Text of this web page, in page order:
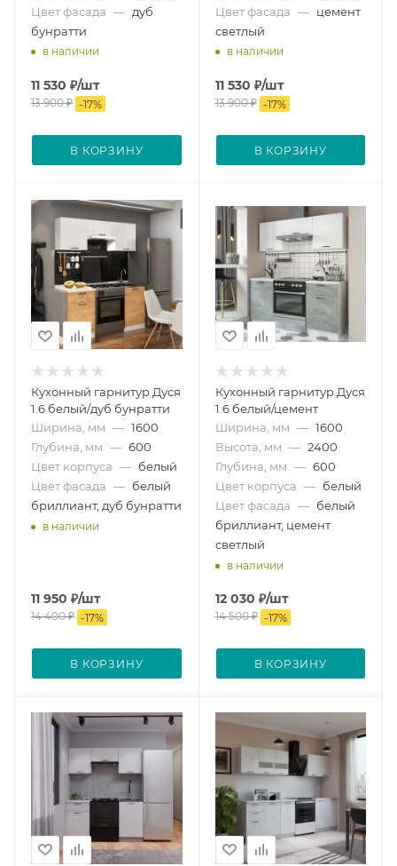
Цвет фасада — дуб
бунратти
в наличии
11 530 ₽/шт
13 900₽ -17%
В КОРЗИНУ
Цвет фасада — цемент
светлый
в наличии
11 530 ₽/шт
13 900₽ -17%
В КОРЗИНУ
Кухонный гарнитур Дуся
1.6 белый/дуб бунратти
Ширина, мм — 1600
Глубина, мм — 600
Цвет корпуса — белый
Цвет фасада — белый
бриллиант, дуб бунратти
в наличии
11 950 ₽/шт
14 400₽ -17%
В КОРЗИНУ
Кухонный гарнитур Дуся
1.6 белый/цемент
Ширина, мм — 1600
Высота, мм — 2400
Глубина, мм — 600
Цвет корпуса — белый
Цвет фасада — белый
бриллиант, цемент
светлый
в наличии
12 030 ₽/шт
14 500₽ -17%
В КОРЗИНУ